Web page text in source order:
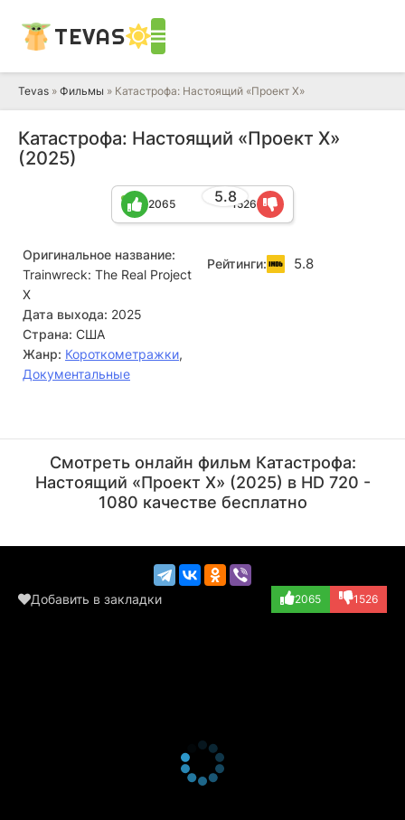
TEVAS
Tevas » Фильмы » Катастрофа: Настоящий «Проект X»
Катастрофа: Настоящий «Проект X»
(2025)
5.8
2065 1526
Оригинальное название:
Trainwreck: The Real Project
X
Дата выхода: 2025
Страна: США
Жанр: Короткометражки,
Документальные
Рейтинги: 5.8
(YouTuber, играе...)
Смотреть онлайн фильм Катастрофа:
Настоящий «Проект X» (2025) в HD 720 -
1080 качестве бесплатно
Добавить в закладки 2065 1526